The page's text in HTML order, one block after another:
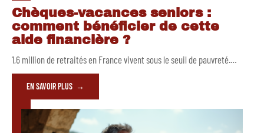
Chèques-vacances seniors :
comment bénéficier de cette
aide financière ?
1,6 million de retraités en France vivent sous le seuil de pauvreté.…
EN SAVOIR PLUS